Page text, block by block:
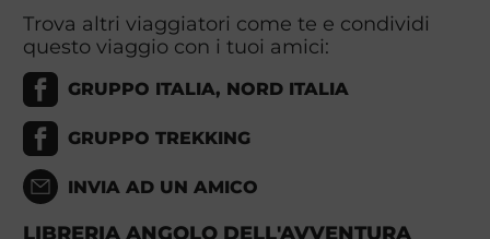
Trova altri viaggiatori come te e condividi
questo viaggio con i tuoi amici:
GRUPPO ITALIA, NORD ITALIA
GRUPPO TREKKING
INVIA AD UN AMICO
LIBRERIA ANGOLO DELL'AVVENTURA